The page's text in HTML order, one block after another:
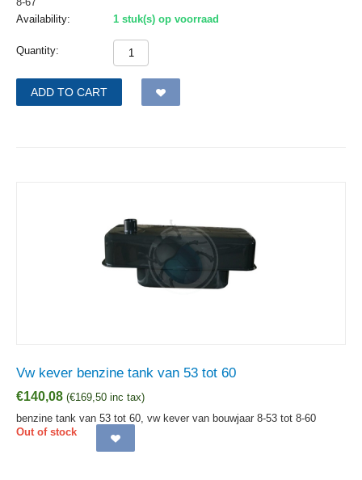
Availability:
1 stuk(s) op voorraad
Quantity:
ADD TO CART
Vw kever benzine tank van 53 tot 60
€140,08 (€169,50 inc tax)
benzine tank van 53 tot 60, vw kever van bouwjaar 8-53 tot 8-60
Out of stock